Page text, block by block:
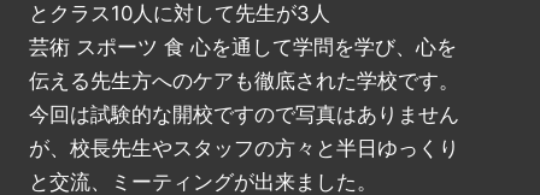
とクラス10人に対して先生が3人
芸術 スポーツ 食 心を通して学問を学び、心を
伝える先生方へのケアも徹底された学校です。
今回は試験的な開校ですので写真はありません
が、校長先生やスタッフの方々と半日ゆっくり
と交流、ミーティングが出来ました。